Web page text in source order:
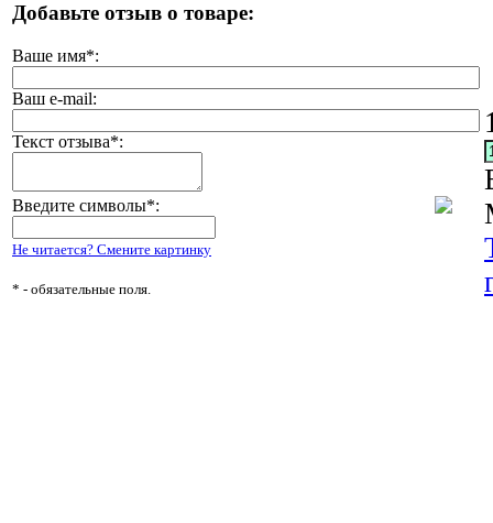
Добавьте отзыв о товаре:
Ваше имя*:
Ваш e-mail:
Текст отзыва*:
Введите символы*:
Не читается? Смените картинку
* - обязательные поля.